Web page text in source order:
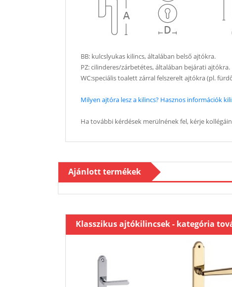
BB: kulcslyukas kilincs, általában belső ajtókra.
PZ: cilinderes/zárbetétes, általában bejárati ajtókra.
WC:speciális toalett zárral felszerelt ajtókra (pl.
Milyen ajtóra lesz a kilincs? Hasznos információk
Ha további kérdések merülnének fel, kérje
Ajánlott termékek
Klasszikus ajtókilincsek - kategória